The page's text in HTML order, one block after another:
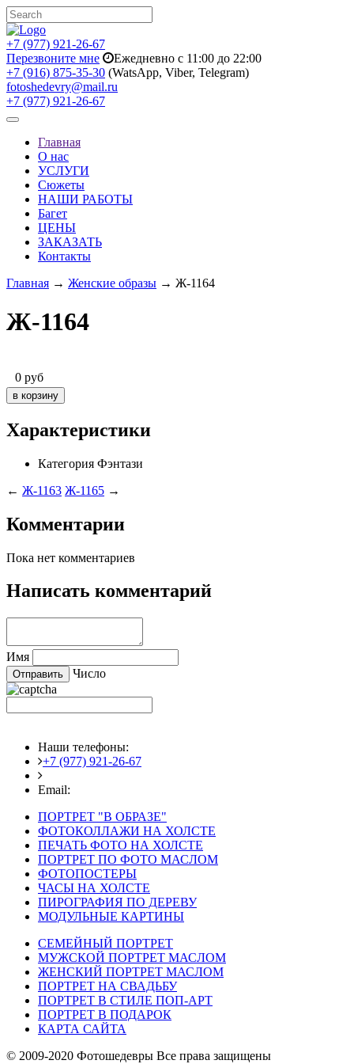
+7 (977) 921-26-67
Перезвоните мне
Ежедневно с 11:00 до 22:00
+7 (916) 875-35-30 (WatsApp, Viber, Telegram)
fotoshedevry@mail.ru
+7 (977) 921-26-67
Toggle
navigationГлавная
О нас
УСЛУГИ
Сюжеты
НАШИ РАБОТЫ
Багет
ЦЕНЫ
ЗАКАЗАТЬ
Контакты
Главная → Женские образы → Ж-1164
Ж-1164
0 руб
Характеристики
Категория Фэнтази
← Ж-1163 Ж-1165 →
Комментарии
Пока нет комментариев
Написать комментарий
Имя
Число
Наши телефоны:
+7 (977) 921-26-67
Email:
ПОРТРЕТ "В ОБРАЗЕ"
ФОТОКОЛЛАЖИ НА ХОЛСТЕ
ПЕЧАТЬ ФОТО НА ХОЛСТЕ
ПОРТРЕТ ПО ФОТО МАСЛОМ
ФОТОПОСТЕРЫ
ЧАСЫ НА ХОЛСТЕ
ПИРОГРАФИЯ ПО ДЕРЕВУ
МОДУЛЬНЫЕ КАРТИНЫ
СЕМЕЙНЫЙ ПОРТРЕТ
МУЖСКОЙ ПОРТРЕТ МАСЛОМ
ЖЕНСКИЙ ПОРТРЕТ МАСЛОМ
ПОРТРЕТ НА СВАДЬБУ
ПОРТРЕТ В СТИЛЕ ПОП-АРТ
ПОРТРЕТ В ПОДАРОК
КАРТА САЙТА
© 2009-2020 Фотошедевры Все права защищены